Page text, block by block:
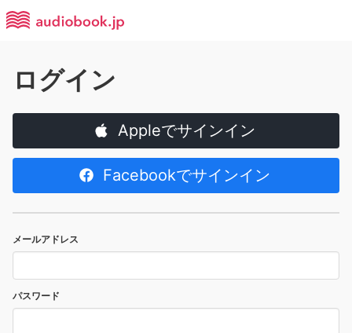
ログイン
Appleでサインイン
Facebookでサインイン
メールアドレス
パスワード